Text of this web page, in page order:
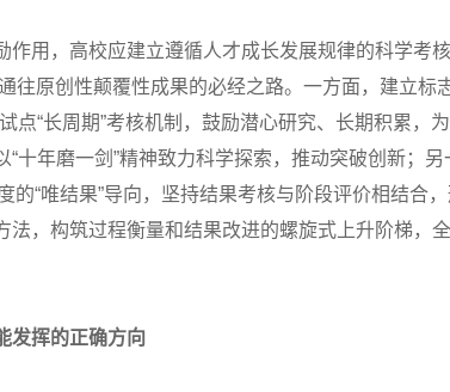
用，高校应建立遵循人才成长发展规律的科学考
往原创性颠覆性成果的必经之路。一方面，建立标
点“长周期”考核机制，鼓励潜心研究、长期积累，
十年磨一剑”精神致力科学探索，推动突破创新；
的“唯结果”导向，坚持结果考核与阶段评价相结合
法，构筑过程衡量和结果改进的螺旋式上升阶梯，
发挥的正确方向